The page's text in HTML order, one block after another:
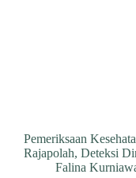
Pemeriksaan
Rajapolah, Deteksi
Falina